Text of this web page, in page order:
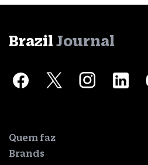
Brazil Journal
Quem faz
Brands